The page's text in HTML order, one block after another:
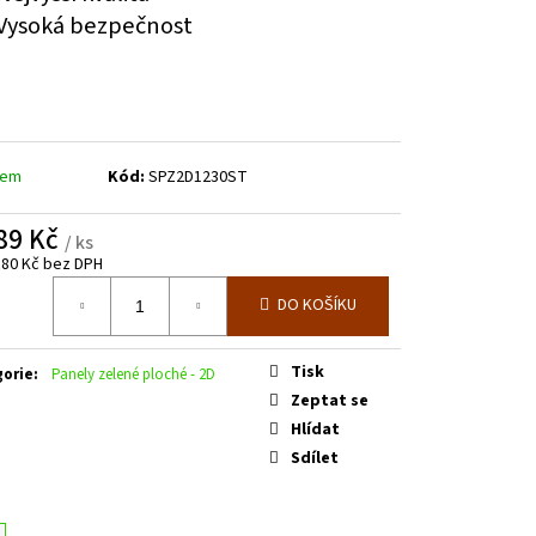
bezpečnost
Kód: SPZ2D1230ST
Kč / ks
Kč bez DPH
DO KOŠÍKU
: Panely zelené ploché - 2D
Tisk
Zeptat se
Hlídat
Sdílet